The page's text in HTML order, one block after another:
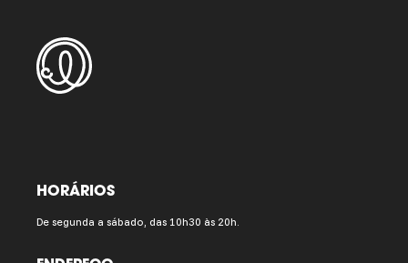
HORÁRIOS
De segunda a sábado, das 10h30 às 20h.